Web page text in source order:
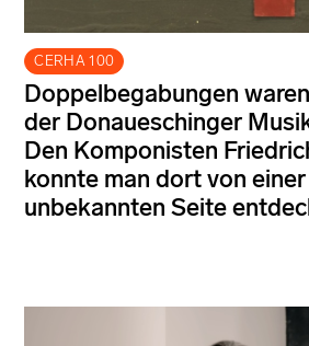
CERHA 100
Doppelbegabungen
der Donaueschinger
Den Komponisten
konnte man dort von
unbekannten Seite